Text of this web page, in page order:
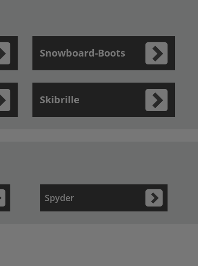
Snowboard-Boots
Skibrille
Spyder